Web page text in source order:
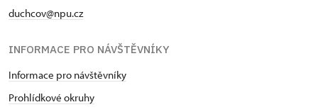
duchcov@npu.cz
INFORMACE PRO NÁVŠTĚVNÍKY
Informace pro návštěvníky
Prohlídkové okruhy